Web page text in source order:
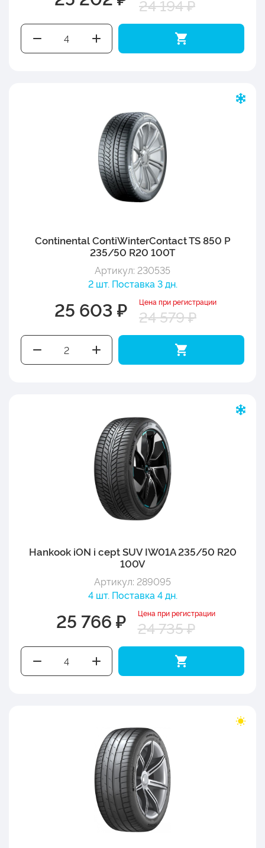
24 194 ₽
Continental ContiWinterContact TS 850 P
235/50 R20 100T
Артикул: 230535
2 шт. Поставка 3 дн.
25 603 ₽ Цена при регистрации
24 579 ₽
Hankook iON i cept SUV IW01A 235/50 R20
100V
Артикул: 289095
4 шт. Поставка 4 дн.
25 766 ₽ Цена при регистрации
24 735 ₽